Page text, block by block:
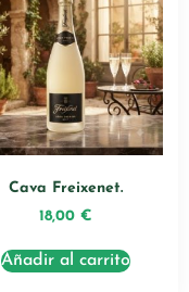
Cava Freixenet.
18,00 €
Añadir al carrito